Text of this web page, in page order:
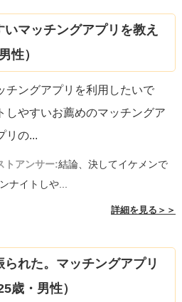
」という期待があるのだと思い
彼女のことを好いてくれている
く思っているし、貴重な存在だ
せん。
とっても大事なこと。なので、
重になっているのだと思いま
関係を築いていこう」という方
の問題は解決していくように思
に、あなたと彼女は対等なパー
マッチングアプリを教え
性）
チングアプリを利用したいで
しやすいお薦めのマッチングア
リの...
トアンサー:結論、決してイケメンで
ナイトしや...
詳細を見る＞＞
れた。マッチングアプリ
歳・男性）